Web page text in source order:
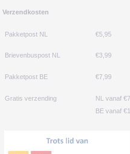
Verzendkosten
Pakketpost NL €5,95
Brievenbuspost NL €3,99
Pakketpost BE €7,99
Gratis verzending
NL vanaf
BE vanaf